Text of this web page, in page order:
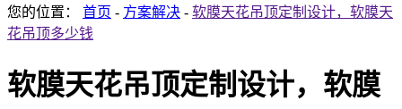
您的位置： 首页 - 方案解决 - 软膜天花吊顶定制设计，软膜天
花吊顶多少钱
软膜天花吊顶定制设计，软膜